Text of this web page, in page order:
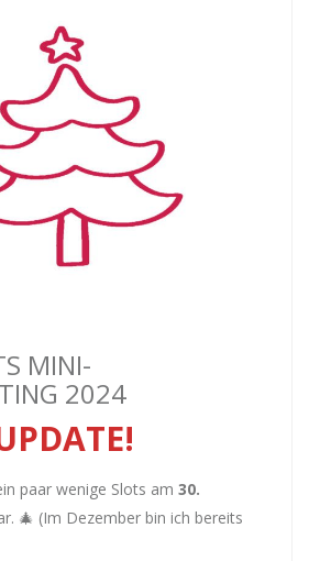
MINI-
2024
paar wenige Slots am 30.
🎄 (Im Dezember bin ich bereits